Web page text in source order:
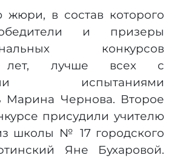
в состав которого
и призеры
конкурсов
лет, лучше всех с
испытаниями
Марина Чернова. Второе
присудили учителю
школы № 17 городского
Яне Бухаровой.